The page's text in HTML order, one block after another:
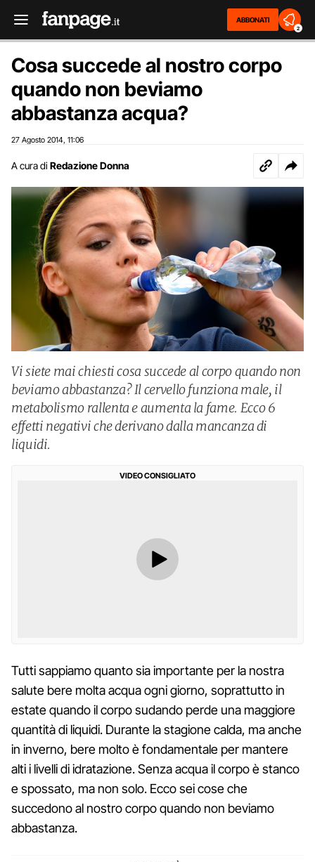
ABBONATI
2
Cosa succede al nostro corpo
quando non beviamo
abbastanza acqua?
27 Agosto 2014 11:06
A cura di Redazione Donna
Vi siete mai chiesti cosa succede al corpo quando non
beviamo abbastanza? Il cervello funziona male, il
metabolismo rallenta e aumenta la fame. Ecco 6
effetti negativi che derivano dalla mancanza di
liquidi.
VIDEO CONSIGLIATO
Tutti sappiamo quanto sia importante per la nostra
salute bere molta acqua ogni giorno, soprattutto in
estate quando il corpo sudando perde una maggiore
quantità di liquidi. Durante la stagione calda, ma anche
in inverno, bere molto è fondamentale per mantere
alti i livelli di idratazione. Senza acqua il corpo è stanco
e spossato, ma non solo. Ecco sei cose che
succedono al nostro corpo quando non beviamo
abbastanza.